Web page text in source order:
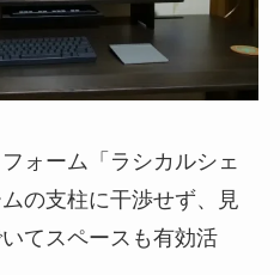
ォーム「ラシカルシェ
の支柱に干渉せず、見
てスペースも有効活